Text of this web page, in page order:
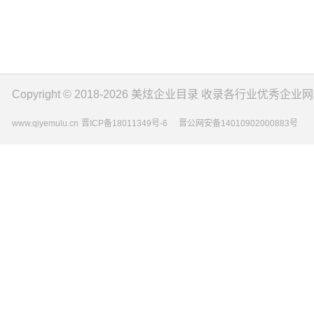
Copyright © 2018-2026 美炫企业目录 收录各行业优秀企业
www.qiyemulu.cn 晋ICP备18011349号-6 晋公网安备14010902000883号